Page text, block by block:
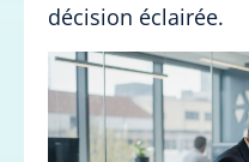
décision éclairée.